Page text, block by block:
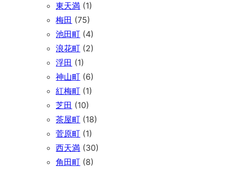
東天満 (1)
梅田 (75)
池田町 (4)
浪花町 (2)
浮田 (1)
神山町 (6)
紅梅町 (1)
芝田 (10)
茶屋町 (18)
菅原町 (1)
西天満 (30)
角田町 (8)